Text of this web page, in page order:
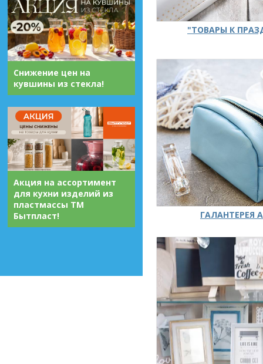
Снижение цен на
кувшины из стекла!
Акция на ассортимент
для кухни изделий из
пластмассы ТМ
Бытпласт!
"ТОВАРЫ К
ГАЛАНТЕРЕЯ